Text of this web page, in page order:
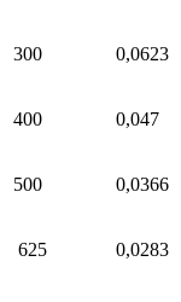
300 0,0623
400 0,047
500 0,0366
625 0,0283